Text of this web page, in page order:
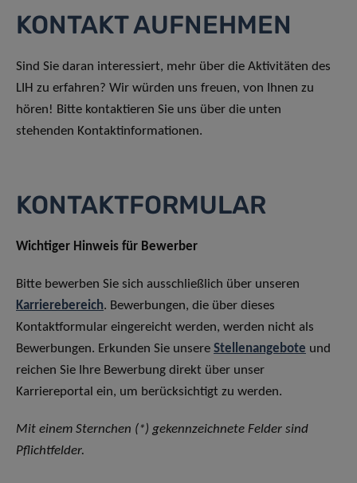
KONTAKT AUFNEHMEN
Sind Sie daran interessiert, mehr über die Aktivitäten des
LIH zu erfahren? Wir würden uns freuen, von Ihnen zu
hören! Bitte kontaktieren Sie uns über die unten
stehenden Kontaktinformationen.
KONTAKTFORMULAR
Wichtiger Hinweis für Bewerber
Bitte bewerben Sie sich ausschließlich über unseren
Karrierebereich. Bewerbungen, die über dieses
Kontaktformular eingereicht werden, werden nicht als
Bewerbungen. Erkunden Sie unsere Stellenangebote und
reichen Sie Ihre Bewerbung direkt über unser
Karriereportal ein, um berücksichtigt zu werden.
Mit einem Sternchen (*) gekennzeichnete Felder sind
Pflichtfelder.